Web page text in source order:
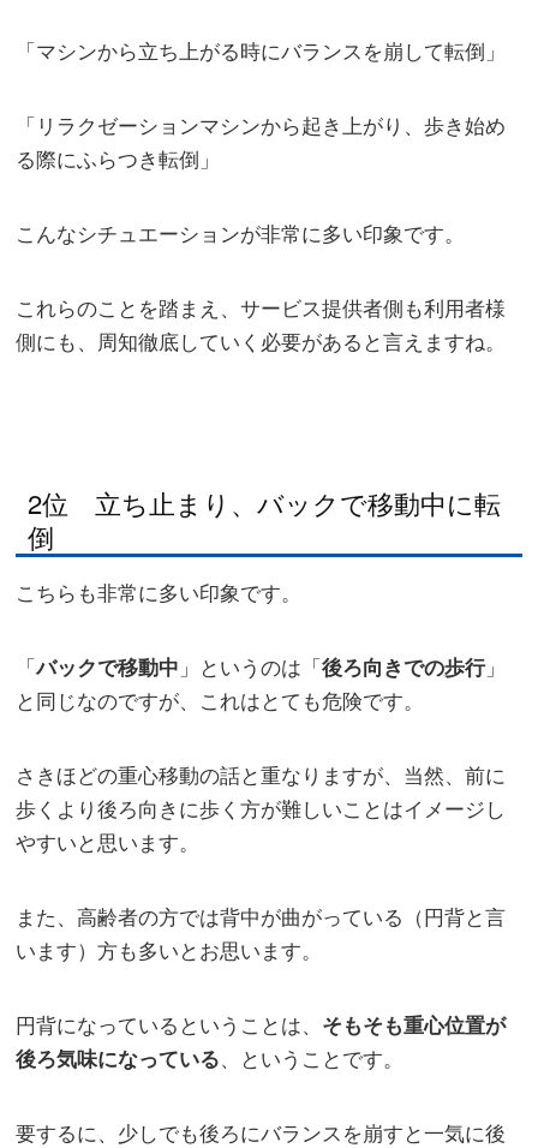
「マシンから立ち上がる時にバランスを崩して転倒」
「リラクゼーションマシンから起き上がり、歩き始め
る際にふらつき転倒」
こんなシチュエーションが非常に多い印象です。
これらのことを踏まえ、サービス提供者側も利用者様
側にも、周知徹底していく必要があると言えますね。
2位 立ち止まり、バックで移動中に転
倒
こちらも非常に多い印象です。
「バックで移動中 」というのは「後ろ向きでの歩行」
と同じなのですが、これはとても危険です。
さきほどの重心移動の話と重なりますが、当然、前に
歩くより後ろ向きに歩く方が難しいことはイメージし
やすいと思います。
また、高齢者の方では背中が曲がっている（円背と言
います）方も多いとお思います。
円背になっているということは、 そもそも重心位置が
後ろ気味になっている、ということです。
要するに、少しでも後ろにバランスを崩すと一気に後